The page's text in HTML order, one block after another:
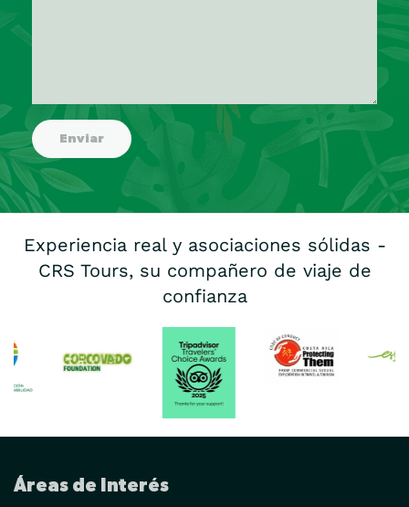
Experiencia real y asociaciones sólidas -
CRS Tours, su compañero de viaje de
confianza
Áreas de Interés